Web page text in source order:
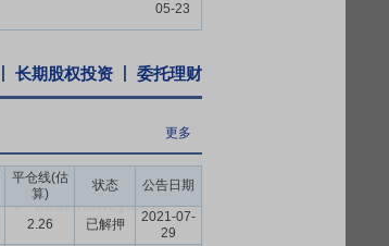
05-23
长期股权投资 委托理财
更多
平仓线(估
算)
状态 公告日期
2.26 已解押
2021-07-
29